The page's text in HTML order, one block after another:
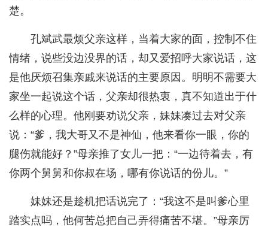
楚。
孔斌武最烦父亲这样，当着大家的面，控制不住
情绪，说些没边没界的话，却又爱招呼大家说话，这
是他厌烦召集亲戚来说话的主要原因。明明不需要大
家坐一起说这个话，父亲却很热衷，真不知道出于什
么样的心理。他刚要劝说父亲，妹妹凑过去对父亲
说：“爹，我大哥又不是神仙，他来看你一眼，你的
腿伤就能好？”母亲推了女儿一把：“一边待着去，有
你两个舅舅和你叔在场，哪有你说话的份儿。”
妹妹还是趁机把话说完了：“我这不是叫爹心里
踏实点吗，他何苦总把自己弄得痛苦不堪。”母亲厉